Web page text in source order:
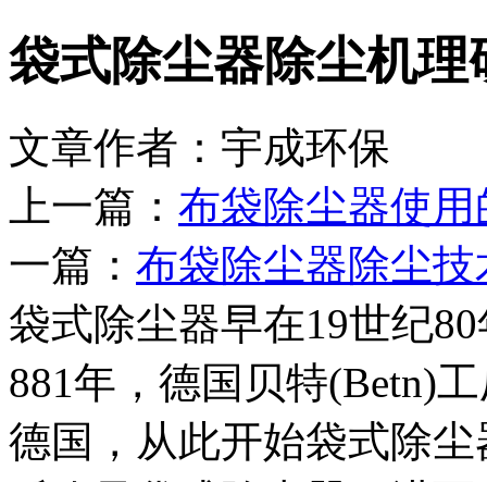
袋式除尘器除尘机
文章作者：宇成环保
上一篇： 布袋除尘器使
一篇： 布袋除尘器除尘
袋式除尘器早在19世纪
881年，德国贝特(Betn)
德国，从此开始袋式除